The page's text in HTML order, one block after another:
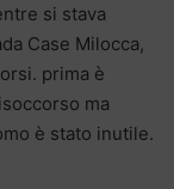
si stava
Case Milocca,
prima è
ma
è stato inutile.